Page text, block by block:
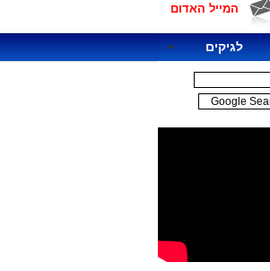
המייל האדום
לגיקים